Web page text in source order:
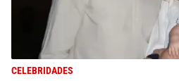
CELEBRIDADES